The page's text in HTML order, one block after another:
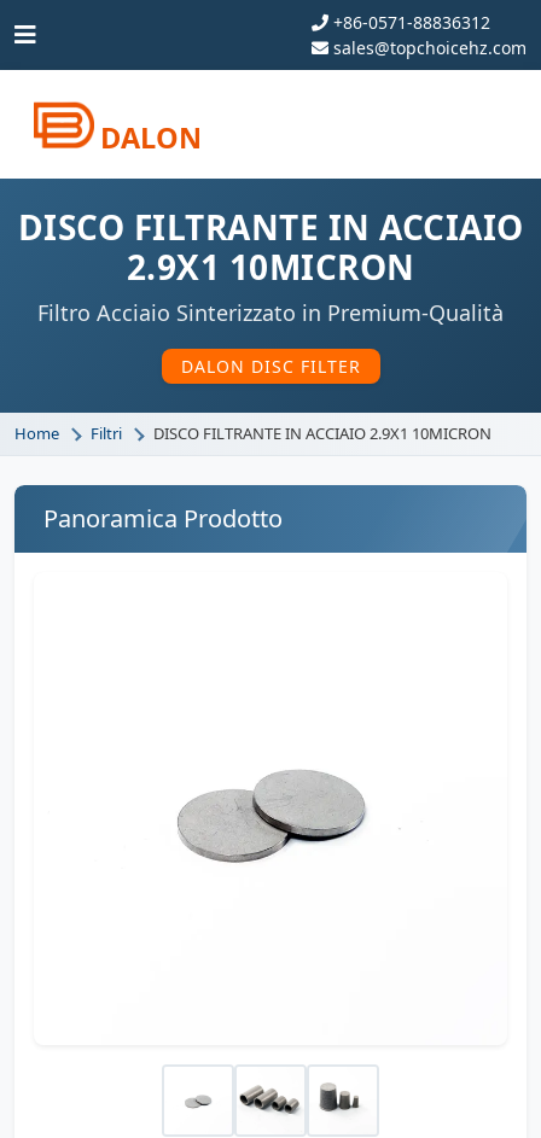
+86-0571-88836312
sales@topchoicehz.com
DALON
DISCO FILTRANTE IN ACCIAIO
2.9X1 10MICRON
Filtro Acciaio Sinterizzato in Premium-Qualità
DALON DISC FILTER
Home Filtri DISCO FILTRANTE IN ACCIAIO 2.9X1 10MICRON
Panoramica Prodotto